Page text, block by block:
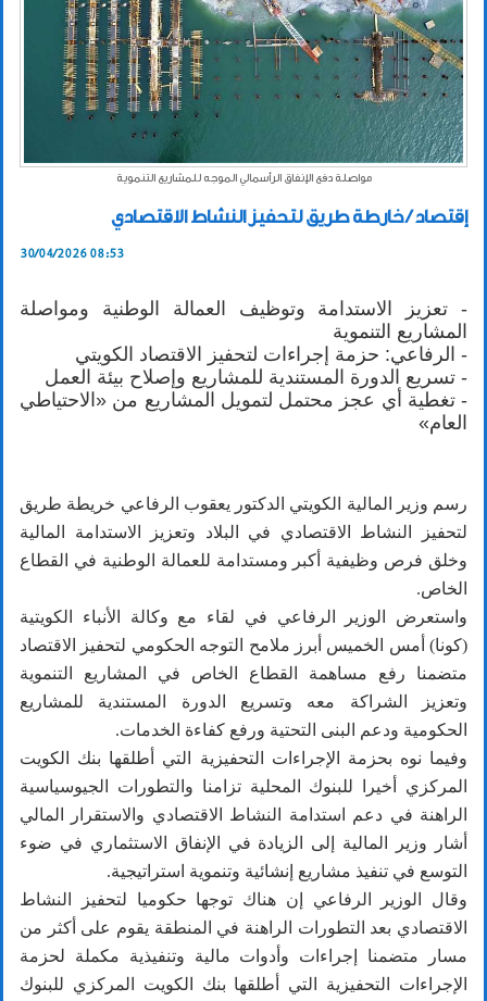
مواصلة دفع الإنفاق الرأسمالي الموجه للمشاريع التنموية
إقتصاد / خارطة طريق لتحفيز النشاط الاقتصادي
30/04/2026 08:53
- تعزيز الاستدامة وتوظيف العمالة الوطنية ومواصلة
المشاريع التنموية
- الرفاعي: حزمة إجراءات لتحفيز الاقتصاد الكويتي
- تسريع الدورة المستندية للمشاريع وإصلاح بيئة العمل
- تغطية أي عجز محتمل لتمويل المشاريع من «الاحتياطي
العام»
رسم وزير المالية الكويتي الدكتور يعقوب الرفاعي خريطة طريق
لتحفيز النشاط الاقتصادي في البلاد وتعزيز الاستدامة المالية
وخلق فرص وظيفية أكبر ومستدامة للعمالة الوطنية في القطاع
الخاص.
واستعرض الوزير الرفاعي في لقاء مع وكالة الأنباء الكويتية
(كونا) أمس الخميس أبرز ملامح التوجه الحكومي لتحفيز الاقتصاد
متضمنا رفع مساهمة القطاع الخاص في المشاريع التنموية
وتعزيز الشراكة معه وتسريع الدورة المستندية للمشاريع
الحكومية ودعم البنى التحتية ورفع كفاءة الخدمات.
وفيما نوه بحزمة الإجراءات التحفيزية التي أطلقها بنك الكويت
المركزي أخيرا للبنوك المحلية تزامنا والتطورات الجيوسياسية
الراهنة في دعم استدامة النشاط الاقتصادي والاستقرار المالي
أشار وزير المالية إلى الزيادة في الإنفاق الاستثماري في ضوء
التوسع في تنفيذ مشاريع إنشائية وتنموية استراتيجية.
وقال الوزير الرفاعي إن هناك توجها حكوميا لتحفيز النشاط
الاقتصادي بعد التطورات الراهنة في المنطقة يقوم على أكثر من
مسار متضمنا إجراءات وأدوات مالية وتنفيذية مكملة لحزمة
الإجراءات التحفيزية التي أطلقها بنك الكويت المركزي للبنوك